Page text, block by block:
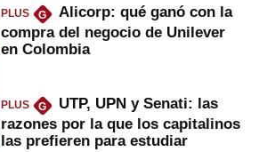
PLUS G
Alicorp: qué ganó con la
compra del negocio de Unilever
en Colombia
PLUS G
UTP, UPN y Senati: las
razones por la que los capitalinos
las prefieren para estudiar